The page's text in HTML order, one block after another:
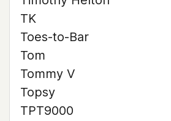
TK
Toes-to-Bar
Tom
Tommy V
Topsy
TPT9000